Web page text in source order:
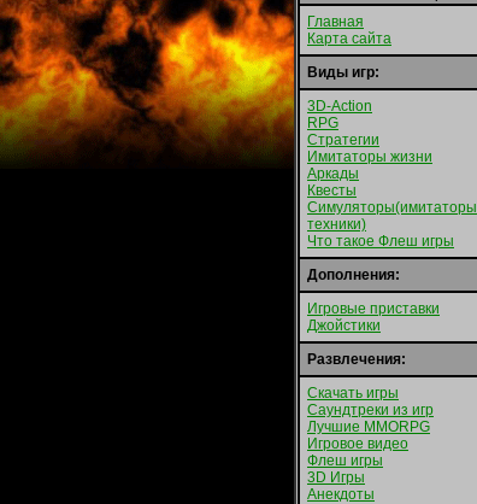
Главная
Карта сайта
Виды игр:
3D-Action
RPG
Стратегии
Имитаторы жизни
Аркады
Квесты
Симуляторы(имитаторы
техники)
Что такое Флеш игры
Дополнения:
Игровые приставки
Джойстики
Развлечения:
Скачать игры
Саундтреки из игр
Лучшие MMORPG
Игровое видео
Флеш игры
3D Игры
Анекдоты